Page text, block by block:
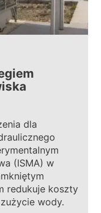
dla
(ISMA) w
redukuje koszty
wody.